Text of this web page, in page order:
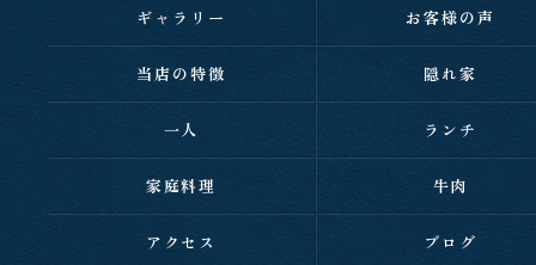
ギャラリー お客様の声
当店の特徴 隠れ家
一人 ランチ
家庭料理 牛肉
アクセス ブログ